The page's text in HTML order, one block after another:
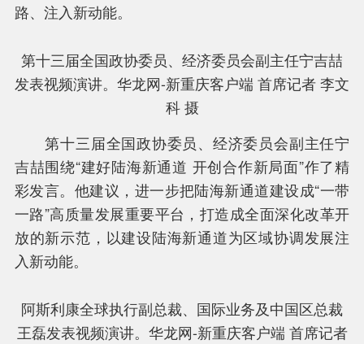
路、注入新动能。
第十三届全国政协委员、经济委员会副主任宁吉喆
发表视频演讲。华龙网-新重庆客户端 首席记者 李文
科 摄
第十三届全国政协委员、经济委员会副主任宁
吉喆围绕“建好陆海新通道 开创合作新局面”作了精
彩发言。他建议，进一步把陆海新通道建设成“一带
一路”高质量发展重要平台，打造成全面深化改革开
放的新示范，以建设陆海新通道为区域协调发展注
入新动能。
阿斯利康全球执行副总裁、国际业务及中国区总裁
王磊发表视频演讲。华龙网-新重庆客户端 首席记者